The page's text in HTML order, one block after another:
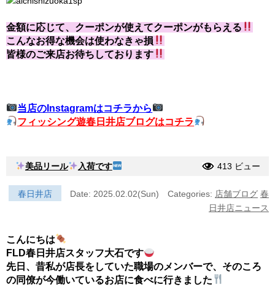
金額に応じて、クーポンが使えてクーポンがもらえる
こんなお得な機会は使わなきゃ損
皆様のご来店お待ちしております
当店のInstagramはコチラから
フィッシング遊春日井店ブログはコチラ
美品リール 入荷です 413 ビュー
春日井店 Date: 2025.02.02(Sun) Categories: 店舗ブログ 春
日井店ニュース
こんにちは
FLD春日井店スタッフ大石です
先日、昔私が店長をしていた職場のメンバーで、そのころ
の同僚が今働いているお店に食べに行きました